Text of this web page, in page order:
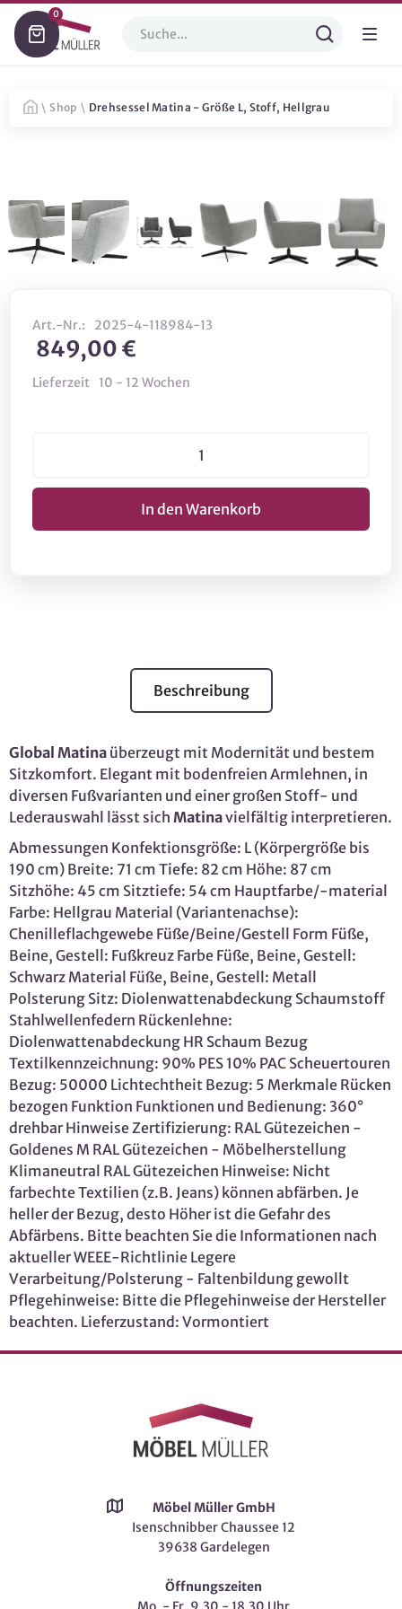
0
\ Shop \ Drehsessel Matina - Größe L, Stoff, Hellgrau
Art.-Nr.: 2025-4-118984-13
849,00 €
Lieferzeit 10 - 12 Wochen
Beschreibung
Global Matina überzeugt mit Modernität und bestem
Sitzkomfort. Elegant mit bodenfreien Armlehnen, in
diversen Fußvarianten und einer großen Stoff- und
Lederauswahl lässt sich Matinavielfältig interpretieren.
Abmessungen Konfektionsgröße: L (Körpergröße bis
190 cm) Breite: 71 cm Tiefe: 82 cm Höhe: 87 cm
Sitzhöhe: 45 cm Sitztiefe: 54 cm Hauptfarbe/-material
Farbe: Hellgrau Material (Variantenachse):
Chenilleflachgewebe Füße/Beine/Gestell Form Füße,
Beine, Gestell: Fußkreuz Farbe Füße, Beine, Gestell:
Schwarz Material Füße, Beine, Gestell: Metall
Polsterung Sitz: Diolenwattenabdeckung Schaumstoff
Stahlwellenfedern Rückenlehne:
Diolenwattenabdeckung HR Schaum Bezug
Textilkennzeichnung: 90% PES 10% PAC Scheuertouren
Bezug: 50000 Lichtechtheit Bezug: 5 Merkmale Rücken
bezogen Funktion Funktionen und Bedienung: 360°
drehbar Hinweise Zertifizierung: RAL Gütezeichen -
Goldenes M RAL Gütezeichen - Möbelherstellung
Klimaneutral RAL Gütezeichen Hinweise: Nicht
farbechte Textilien (z.B. Jeans) können abfärben. Je
heller der Bezug, desto Höher ist die Gefahr des
Abfärbens. Bitte beachten Sie die Informationen nach
aktueller WEEE-Richtlinie Legere
Verarbeitung/Polsterung - Faltenbildung gewollt
Pflegehinweise: Bitte die Pflegehinweise der Hersteller
beachten. Lieferzustand: Vormontiert
Möbel Müller GmbH
Isenschnibber Chaussee 12
39638 Gardelegen
Öffnungszeiten